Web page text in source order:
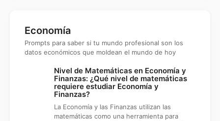
Economía
Prompts para saber si tu mundo profesional son los
datos económicos que moldean el mundo de hoy
Nivel de Matemáticas en Economía y
Finanzas: ¿Qué nivel de matemáticas
requiere estudiar Economía y
Finanzas?
La Economía y las Finanzas utilizan las
matemáticas como una herramienta para